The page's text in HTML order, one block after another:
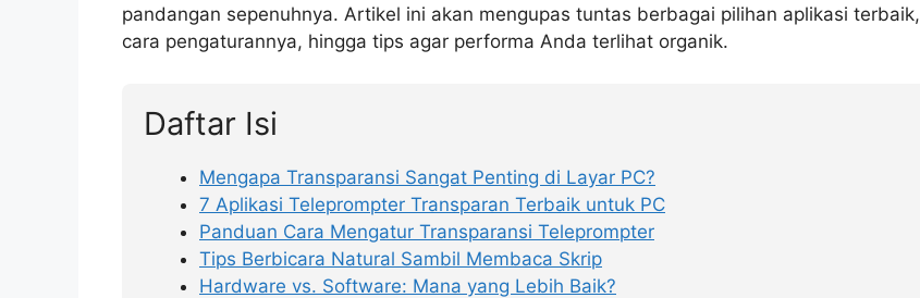
pandangan sepenuhnya. Artikel ini akan mengupas tuntas berbagai pilihan aplikasi terbaik,
cara pengaturannya, hingga tips agar performa Anda terlihat organik.
Daftar Isi
Mengapa Transparansi Sangat Penting di Layar PC?
7 Aplikasi Teleprompter Transparan Terbaik untuk PC
Panduan Cara Mengatur Transparansi Teleprompter
Tips Berbicara Natural Sambil Membaca Skrip
Hardware vs. Software: Mana yang Lebih Baik?